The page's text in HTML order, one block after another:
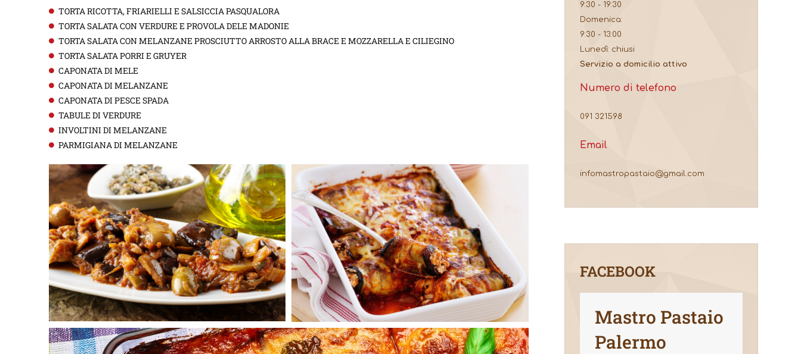
TORTA RICOTTA, FRIARIELLI E SALSICCIA PASQUALORA
TORTA SALATA CON VERDURE E PROVOLA DELE MADONIE
TORTA SALATA CON MELANZANE PROSCIUTTO ARROSTO ALLA BRACE E MOZZARELLA E CILIEGINO
TORTA SALATA PORRI E GRUYER
CAPONATA DI MELE
CAPONATA DI MELANZANE
CAPONATA DI PESCE SPADA
TABULE DI VERDURE
INVOLTINI DI MELANZANE
PARMIGIANA DI MELANZANE
9:30 - 19:30
Domenica:
9:30 - 13:00
Lunedì: chiusi
Servizio a domicilio attivo
Numero di telefono
091 321598
Email
infomastropastaio@gmail.com
FACEBOOK
Mastro Pastaio
Palermo